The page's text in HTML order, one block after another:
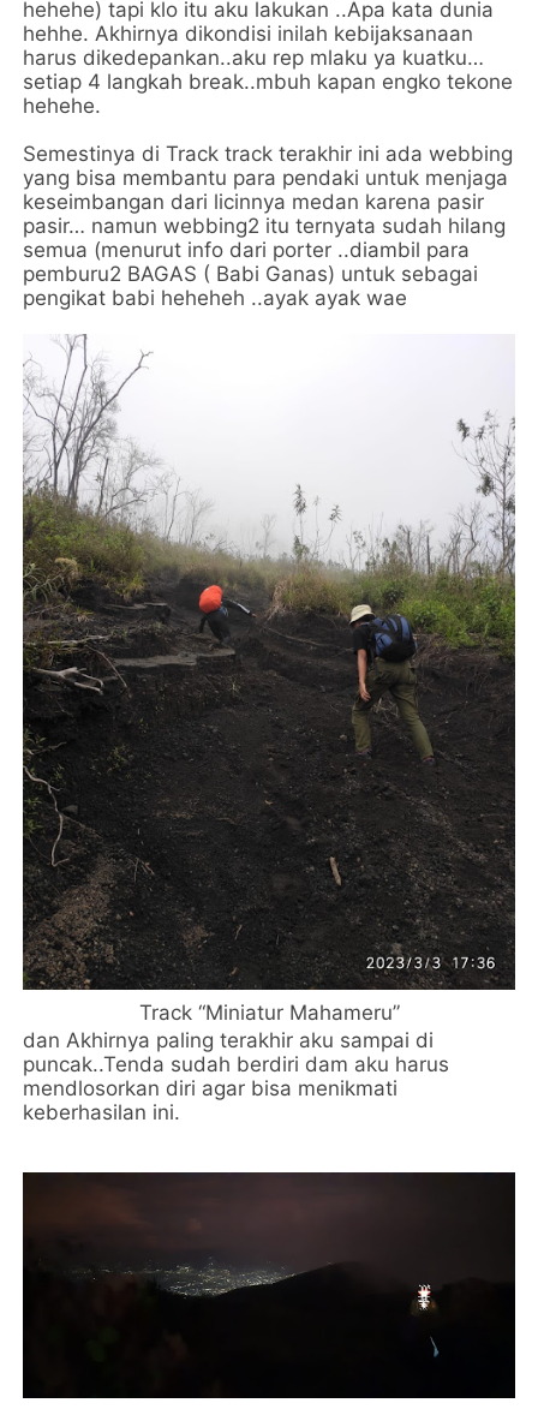
hehehe) tapi klo itu aku lakukan ..Apa kata dunia
hehhe. Akhirnya dikondisi inilah kebijaksanaan
harus dikedepankan..aku rep mlaku ya kuatku…
setiap 4 langkah break..mbuh kapan engko tekone
hehehe.
Semestinya di Track track terakhir ini ada webbing
yang bisa membantu para pendaki untuk menjaga
keseimbangan dari licinnya medan karena pasir
pasir… namun webbing2 itu ternyata sudah hilang
semua (menurut info dari porter ..diambil para
pemburu2 BAGAS ( Babi Ganas) untuk sebagai
pengikat babi heheheh ..ayak ayak wae
Track “Miniatur Mahameru”
dan Akhirnya paling terakhir aku sampai di
puncak..Tenda sudah berdiri dam aku harus
mendlosorkan diri agar bisa menikmati
keberhasilan ini.